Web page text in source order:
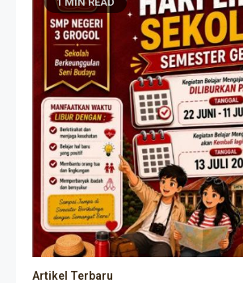
Artikel Terbaru